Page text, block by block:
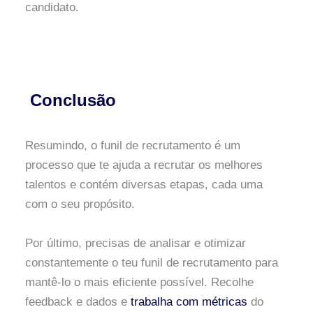
candidato.
Conclusão
Resumindo, o funil de recrutamento é um
processo que te ajuda a recrutar os melhores
talentos e contém diversas etapas, cada uma
com o seu propósito.
Por último, precisas de analisar e otimizar
constantemente o teu funil de recrutamento para
mantê-lo o mais eficiente possível. Recolhe
feedback e dados e trabalha com métricas do